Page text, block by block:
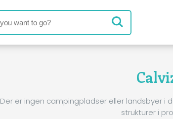
Der er ingen campingpladser eller landsbyer
strukturer i